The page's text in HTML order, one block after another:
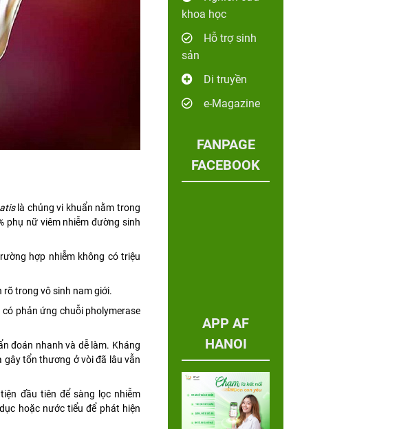
là chủng vi khuẩn nằm trong
phụ nữ viêm nhiễm đường sinh
hợp nhiễm không có triệu
trong vô sinh nam giới.
phản ứng chuỗi pholymerase
đoán nhanh và dễ làm. Kháng
gây tổn thương ở vòi đã lâu vẫn
đầu tiên để sàng lọc nhiễm
hoặc nước tiểu để phát hiện
khoa học
Hỗ trợ sinh
sản
Di truyền
e-Magazine
FANPAGE
FACEBOOK
APP AF
HANOI